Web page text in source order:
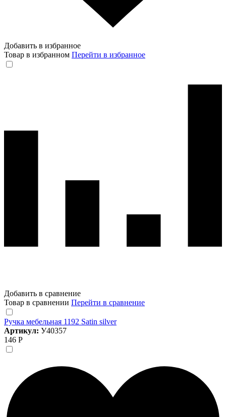
Добавить в избранное
Товар в избранном Перейти в избранное
Добавить в сравнение
Товар в сравнении Перейти в сравнение
Ручка мебельная 1192 Satin silver
Артикул: У40357
146 Р